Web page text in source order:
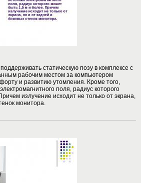
статическую позу в комплексе с
рабочим местом за компьютером
и развитию утомления. Кроме того,
поля, радиус которого
излучение исходит не только от экрана,
монитора.